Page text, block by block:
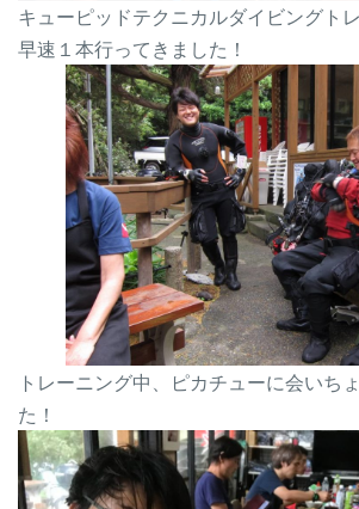
キューピッドテクニカルダイビングト
早速１本行ってきました！
トレーニング中、ピカチューに会いち
た！